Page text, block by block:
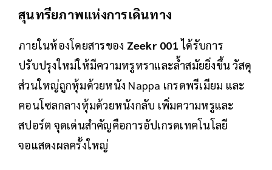
สุนทรียภาพแห่งการเดินทาง
ภายในห้องโดยสารของ Zeekr 001 ได้รับการ
ปรับปรุงใหม่ให้มีความหรูหราและล้ำสมัยยิ่งขึ้น วัสดุ
ส่วนใหญ่ถูกหุ้มด้วยหนัง Nappa เกรดพรีเมียม และ
คอนโซลกลางหุ้มด้วยหนังกลับ เพิ่มความหรูและ
สปอร์ต จุดเด่นสำคัญคือการอัปเกรดเทคโนโลยี
จอแสดงผลครั้งใหญ่